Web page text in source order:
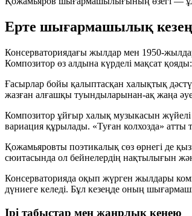
Ерте шығармашылық
Консерваториядағы жылдар мен 1950-
Композитор өз алдына күрделі мақсат
Ғасырлар бойы қалыптасқан халықтық
жазған алғашқы туындыларынан-ақ жаңа
Композитор ұйғыр халық музыкасын жүйелі
вариация құрылады. «Туған колхозда» атты
Қожамьяровты поэтикалық сөз өрнегі де
сюитасында ол бейнелердің нақтылығын
Консерваторияда оқып жүрген жылдары
дүниеге келеді. Бұл кезеңде оның
Ірі табыстар мен жанрлық кеңею